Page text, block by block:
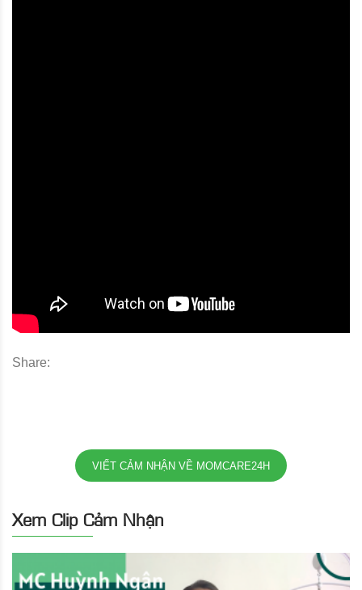
Share:
VIẾT CẢM NHẬN VỀ MOMCARE24H
Xem Clip Cảm Nhận